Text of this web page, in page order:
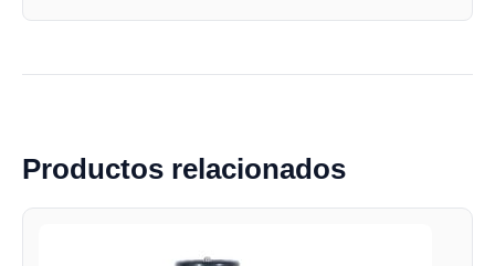
Productos relacionados